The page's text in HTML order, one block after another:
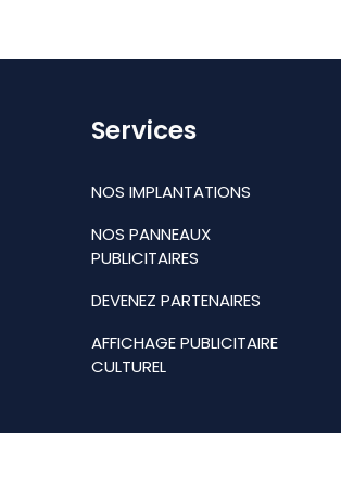
Services
NOS IMPLANTATIONS
NOS PANNEAUX
PUBLICITAIRES
DEVENEZ PARTENAIRES
AFFICHAGE PUBLICITAIRE
CULTUREL